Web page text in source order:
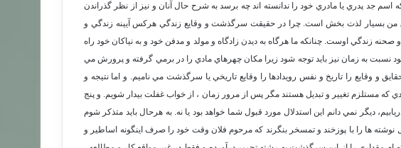
اسم جد پدري يا مادري خود را ندانسته اند چه برسد به شرح حال آنان و نيز از نظر گذراندن
من بسيار لذت بخش است. چرا در حقيقت سرگذشت و وقايع زندگي هركس آيينه زندگي و
زندگي اوست. چنانكه ما هرگاه به ديدن زادگاه و مولد و مدفن خود و به نياكان خود راه
نسبت به زمان نيز بايد توجه شود زيرا مكان چهرهاي مادي را در برمي گرفته و پرورش مي
و وقايع را تاريخ و نفس رويدادها را وقايع تاريخي يا سرگذشت مي ناميم. و اما نتيجه و
كه مستلزم تغيير و تبديل هستند مگر پس از مرور زمان ، از خواب غفلت بيدار شويم. و پنج
ديگر نمي دانم اين استدلال مورد قبول شما خواهد بود يا نه. به هرحال بايد متذكر شوم
ها را با پوزخند و تمسخر بنگرند كه مرحوم فلان وقت خود را صرف اينگونه اساطير و